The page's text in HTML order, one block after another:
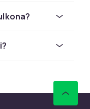
ja